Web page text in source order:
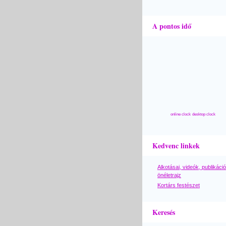
A pontos idő
online clock desktop clock
Kedvenc linkek
Alkotásai, videók,
önéletrajz
Kortárs festészet
Keresés